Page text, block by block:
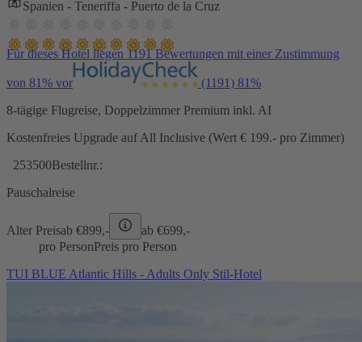
Spanien - Teneriffa - Puerto de la Cruz
Für dieses Hotel liegen 1191 Bewertungen mit einer Zustimmung
von 81% vor (1191) 81%
8-tägige Flugreise, Doppelzimmer Premium inkl. AI
Kostenfreies Upgrade auf All Inclusive (Wert € 199.- pro Zimmer)
253500Bestellnr.:
Pauschalreise
Alter Preisab €899,- ab €699,-
pro PersonPreis pro Person
TUI BLUE Atlantic Hills - Adults Only Stil-Hotel